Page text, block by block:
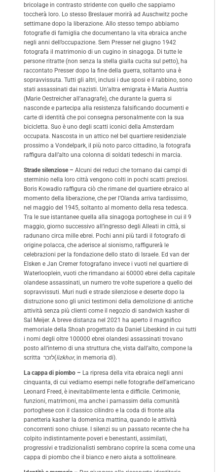
bricolage in contrasto stridente con quello che sappiamo
toccherà loro. Lo stesso Breslauer morirà ad Auschwitz poche
settimane dopo la liberazione. Allo stesso tempo abbiamo
fotografie di famiglia che documentano la vita ebraica anche
negli anni dell’occupazione. Sem Presser nel giugno 1942
fotografa il matrimonio di un cugino in sinagoga. Di tutte le
persone ritratte (non senza la stella gialla cucita sul petto), ha
raccontato Presser dopo la fine della guerra, soltanto una è
sopravvissuta. Tutti gli altri, inclusi i due sposi e il rabbino, sono
stati assassinati dai nazisti. Un’altra emigrata è Maria Austria
(Marie Oestreicher all’anagrafe), che durante la guerra si
nasconde e partecipa alla resistenza falsificando documenti e
carte di identità che poi consegna personalmente con la sua
bicicletta. Suo è uno degli scatti iconici della Amsterdam
occupata. Nascosta in un attico nel bel quartiere residenziale
prossimo a Vondelpark, il più noto parco cittadino, la fotografa
raffigura dall’alto una colonna di soldati tedeschi in marcia.
Strade silenziose – Alcuni dei reduci che tornano dai campi di
sterminio nella loro città vengono colti in pochi scatti preziosi.
Boris Kowadlo raffigura ciò che rimane del quartiere ebraico al
momento della liberazione, che per l’Olanda arriva tardissimo,
nel maggio del 1945, soltanto al momento della resa tedesca.
Tra le sue istantanee quella alla sinagoga portoghese in cui il 9
maggio, giorno successivo all’ingresso degli Alleati in città, si
radunano circa mille ebrei. Pochi anni più tardi il fotografo di
origine polacca, che aderisce al sionismo, raffigurerà le
celebrazioni per la fondazione dello stato di Israele. Ed van der
Elsken e Jan Cremer fotografano invece i vuoti nel quartiere di
Waterlooplein, vuoti che rimandano ai 60000 ebrei della capitale
olandese assassinati, un numero tre volte superiore a quello dei
sopravvissuti. Muri nudi e strade silenziose e deserte dopo la
distruzione sono gli unici testimoni della demolizione di antiche
attività senza più clienti come il negozio di sandwich kasher di
Sal Meijer. A breve distanza nel 2021 ha aperto il magnifico
memoriale della Shoah progettato da Daniel Libeskind in cui tutti
i nomi degli oltre 100000 ebrei olandesi assassinati trovano
posto all’interno di una struttura che, vista dall’alto, compone la
scritta לזכר(lizkhor, in memoria di).
La cappa di piombo – La ripresa della vita ebraica negli anni
cinquanta, di cui vediamo esempi nelle fotografie dell’americano
Leonard Freed, è inevitabilmente lenta e difficile. Cerimonie,
funzioni, matrimoni, ma anche i parnassim della comunità
portoghese con il classico cilindro e la coda di fronte alla
panetteria kasher la domenica mattina, quando le attività
concorrenti sono chiuse. I silenzi su un passato recente che ha
colpito indistintamente poveri e benestanti, assimilati,
progressivi e tradizionalisti sembrano coprire la scena come una
cappa di piombo che il bianco e nero aiuta a sottolineare.